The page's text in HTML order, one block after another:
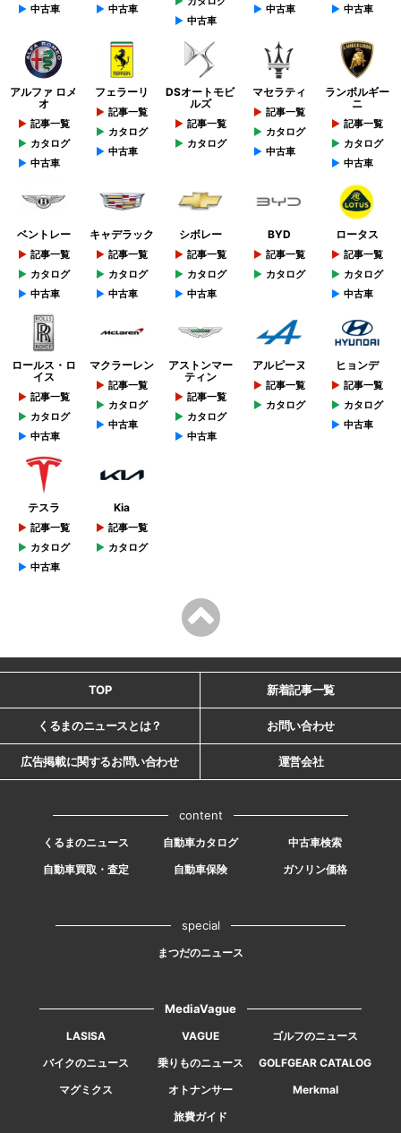
中古車
中古車
中古車
中古車
中古車
アルファ ロメ
オ
記事一覧
カタログ
中古車
フェラーリ
記事一覧
カタログ
中古車
DSオートモビ
ルズ
記事一覧
カタログ
マセラティ
記事一覧
カタログ
中古車
ランボルギー
ニ
記事一覧
カタログ
中古車
ベントレー
記事一覧
カタログ
中古車
キャデラック
記事一覧
カタログ
中古車
シボレー
記事一覧
カタログ
中古車
BYD
記事一覧
カタログ
ロータス
記事一覧
カタログ
中古車
ロールス・ロ
イス
記事一覧
カタログ
中古車
マクラーレン
記事一覧
カタログ
中古車
アストンマー
ティン
記事一覧
カタログ
中古車
アルピーヌ
記事一覧
カタログ
ヒョンデ
記事一覧
カタログ
中古車
テスラ
記事一覧
カタログ
中古車
Kia
記事一覧
カタログ
TOP 新着記事一覧
くるまのニュースとは？ お問い合わせ
広告掲載に関するお問い合わせ 運営会社
content
くるまのニュース 自動車カタログ
中古車検索
自動車買取・査定
自動車保険 ガソリン価格
special
まつだのニュース
MediaVague
LASISA VAGUE
ゴルフのニュース
バイクのニュース
乗りものニュース
GOLFGEAR CATALOG
マグミクス
オトナンサー
Merkmal
旅費ガイド